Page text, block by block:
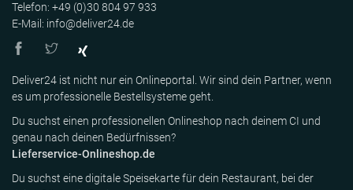
Telefon: +49 (0)30 804 97 933
E-Mail: info@deliver24.de
Deliver24 ist nicht nur ein Onlineportal. Wir sind dein Partner, wenn
es um professionelle Bestellsysteme geht.
Du suchst einen professionellen Onlineshop nach deinem CI und
genau nach deinen Bedürfnissen?
Lieferservice-Onlineshop.de
Du suchst eine digitale Speisekarte für dein Restaurant, bei der